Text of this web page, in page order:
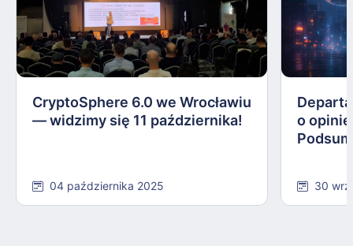
CryptoSphere 6.0 we Wrocławiu
— widzimy się 11 października!
04 października 2025
o opinie
30